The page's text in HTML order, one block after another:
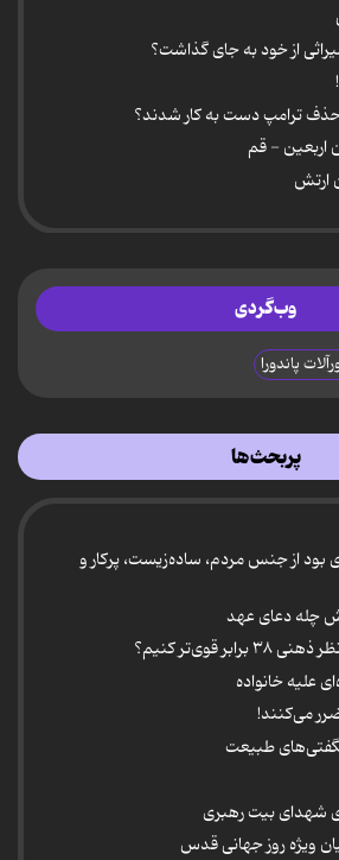
حذف ترامپ دست به کار شدند؟
اربعین - قم
ارتش
وب‌گردی
پاندورا
پربحث‌ها
از جنس مردم، ساده‌زیست، پرکار و
چله دعای عهد
قوی‌تر کنیم؟
ضرر می‌کنند!
طبیعت
شهدای بیت رهبری
ویژه روز جهانی قدس